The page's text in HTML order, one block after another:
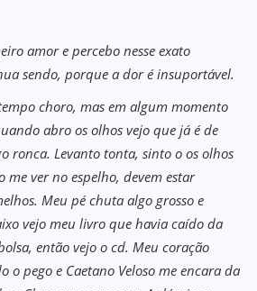
amor e percebo nesse exato
sendo, porque a dor é insuportável.
choro, mas em algum momento
abro os olhos vejo que já é de
ronca. Levanto tonta, sinto o os olhos
me ver no espelho, devem estar
Meu pé chuta algo grosso e
vejo meu livro que havia caído da
então vejo o cd. Meu coração
o pego e Caetano Veloso me encara da